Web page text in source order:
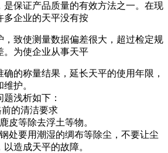
是保证产品质量的有效方法之一。在现
多企业的天平没有按
，致使测量数据偏差很大，超过检定规
。为使企业从事天平
的称量结果，延长天平的使用年限，
护。
浅析如下：
的清洁要求
皮等除去浮土等物。
处要用潮湿的绸布等除尘，不要让尘
造成天平的故障。